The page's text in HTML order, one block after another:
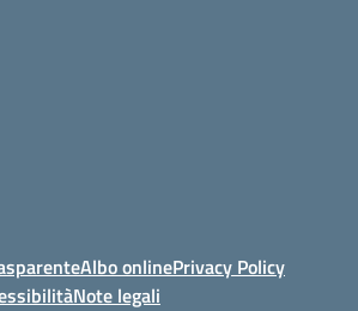
Albo onlinePrivacy Policy
Note legali